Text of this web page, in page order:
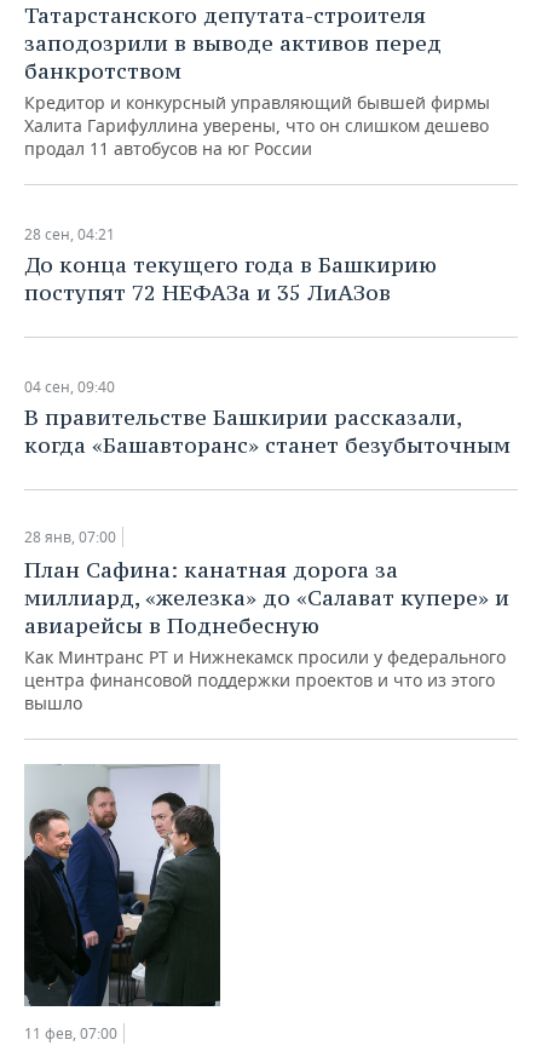
Татарстанского депутата-строителя
заподозрили в выводе активов перед
банкротством
Кредитор и конкурсный управляющий бывшей фирмы
Халита Гарифуллина уверены, что он слишком дешево
продал 11 автобусов на юг России
28 сен, 04:21
До конца текущего года в Башкирию
поступят 72 НЕФАЗа и 35 ЛиАЗов
04 сен, 09:40
В правительстве Башкирии рассказали,
когда «Башавторанс» станет безубыточным
28 янв, 07:00
План Сафина: канатная дорога за
миллиард, «железка» до «Салават купере» и
авиарейсы в Поднебесную
Как Минтранс РТ и Нижнекамск просили у федерального
центра финансовой поддержки проектов и что из этого
вышло
11 фев, 07:00